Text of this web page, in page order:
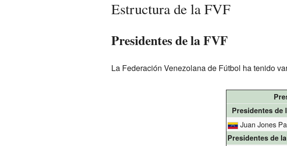
Estructura de la FVF
Presidentes de la FVF
La Federación Venezolana de Fútbol ha tenido
Presidentes de
Juan Jones
Presidentes de